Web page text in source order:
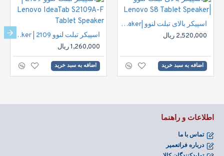
اسپیکر بالای تبلت لنوو |Lenovo S8 Tablet Speaker
2,520,000 ریال
اضافه به سبد خرید
اسپیکر تبلت لنوو 2109 | Lenovo IdeaTab S2109A-F Tablet Speaker
1,260,000 ریال
اضافه به سبد خرید
اطلاعات و راهنما
تماس با ما
درباره فراتعمیر